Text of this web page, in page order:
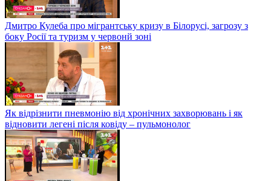
Дмитро Кулеба про мігрантську кризу в Білорусі, загрозу з
боку Росії та туризм у червонй зоні
Як відрізнити пневмонію від хронічних захворювань і як
відновити легені після ковіду – пульмонолог